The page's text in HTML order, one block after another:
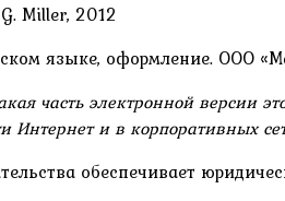
Miller, 2012
языке, оформление. ООО
часть электронной версии
и в корпоративных
обеспечивает